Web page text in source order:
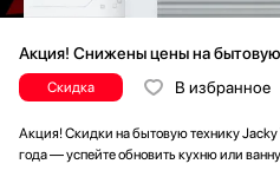
Акция! Снижены цены на
Скидка В избранное
Акция! Скидки на бытовую технику
года — успейте обновить кухню или